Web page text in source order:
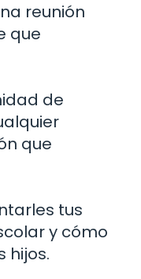
reunión
que
de
que
tus
y cómo
hijos.